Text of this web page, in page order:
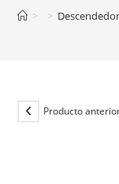
> >
Producto